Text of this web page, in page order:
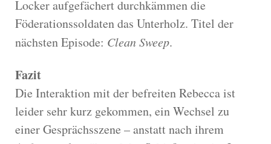
Locker aufgefächert durchkämmen die
Föderationssoldaten das Unterholz. Titel der
nächsten Episode: Clean Sweep.
Fazit
Die Interaktion mit der befreiten Rebecca ist
leider sehr kurz gekommen, ein Wechsel zu
einer Gesprächsszene – anstatt nach ihrem